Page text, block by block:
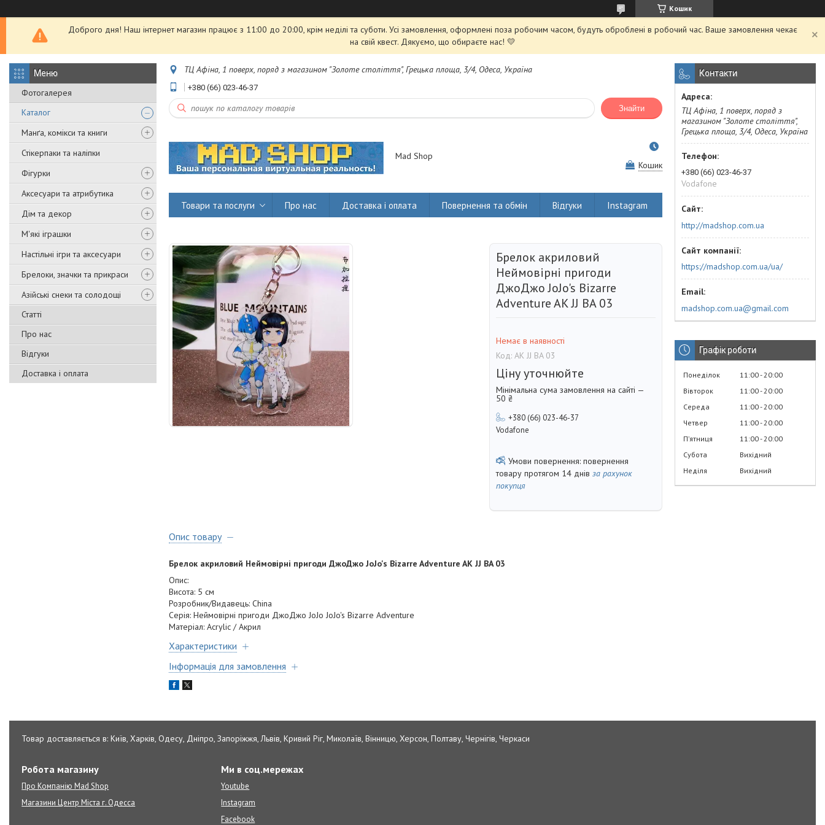
Кошик
Доброго дня! Наш інтернет магазин працює з 11:00 до 20:00, крім неділі та суботи. Усі замовлення, оформлені поза робочим часом, будуть оброблені в робочий час. Ваше замовлення чекає
на свій квест. Дякуємо, що обираєте нас! 💛
Фотогалерея
Каталог
Манґа, комікси та книги
Стікерпаки та наліпки
Фігурки
Аксесуари та атрибутика
Дім та декор
М'які іграшки
Настільні ігри та аксесуари
Брелоки, значки та прикраси
Азійські снеки та солодощі
Статті
Про нас
Відгуки
Доставка і оплата
ТЦ Афіна, 1 поверх, поряд з магазином "Золоте століття", Грецька площа, 3/4, Одеса, Україна
+380 (66) 023-46-37
Знайти
Mad Shop
Кошик
Товари та послуги Про нас Доставка і оплата Повернення та обмін Відгуки Instagram
Брелок акриловий
Неймовірні пригоди
ДжоДжо JoJo's Bizarre
Adventure AK JJ BA 03
Немає в наявності
Код: AK JJ BA 03
Ціну уточнюйте
Мінімальна сума замовлення на сайті —
50 ₴
+380 (66) 023-46-37
Vodafone
повернення
товару протягом 14 днів за рахунок
покупця
Опис товару
Брелок акриловий Неймовірні пригоди ДжоДжо JoJo's Bizarre Adventure AK JJ BA 03
Опис:
Висота: 5 см
Розробник/Видавець: China
Серія: Неймовірні пригоди ДжоДжо JoJo JoJo's Bizarre Adventure
Матеріал: Acrylic / Акрил
Характеристики
Інформація для замовлення
Контакти
ТЦ Афіна, 1 поверх, поряд з
магазином "Золоте століття",
Грецька площа, 3/4, Одеса, Україна
+380 (66) 023-46-37
Vodafone
http://madshop.com.ua
https://madshop.com.ua/ua/
madshop.com.ua@gmail.com
Графік роботи
Понеділок 11:00 20:00
Вівторок
11:00 20:00
Середа
11:00 20:00
Четвер
11:00 20:00
Пʼятниця
11:00 20:00
Субота
Вихідний
Неділя
Вихідний
Товар доставляється в: Київ, Харків, Одесу, Дніпро, Запоріжжя, Львів, Кривий Ріг, Миколаїв, Вінницю, Херсон, Полтаву, Чернігів, Черкаси
Робота магазину
Про Компанію Mad Shop
Магазини Центр Міста г. Одесса
Ми в соц.мережах
Youtube
Instagram
Facebook